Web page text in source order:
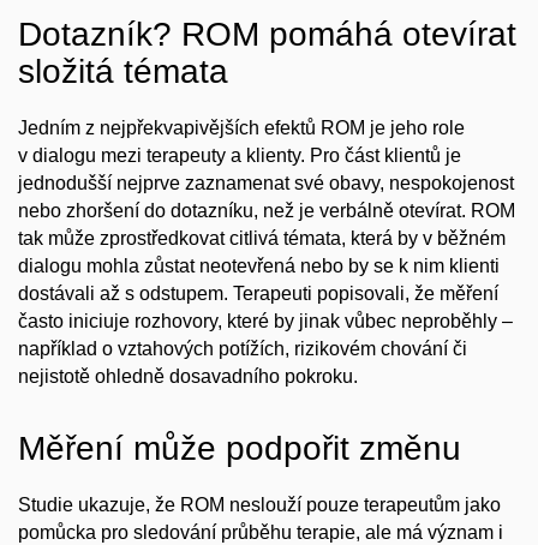
Dotazník? ROM pomáhá otevírat
složitá témata
Jedním z nejpřekvapivějších efektů ROM je jeho role
v dialogu mezi terapeuty a klienty. Pro část klientů je
jednodušší nejprve zaznamenat své obavy, nespokojenost
nebo zhoršení do dotazníku, než je verbálně otevírat. ROM
tak může zprostředkovat citlivá témata, která by v běžném
dialogu mohla zůstat neotevřená nebo by se k nim klienti
dostávali až s odstupem. Terapeuti popisovali, že měření
často iniciuje rozhovory, které by jinak vůbec neproběhly –
například o vztahových potížích, rizikovém chování či
nejistotě ohledně dosavadního pokroku.
Měření může podpořit změnu
Studie ukazuje, že ROM neslouží pouze terapeutům jako
pomůcka pro sledování průběhu terapie, ale má význam i